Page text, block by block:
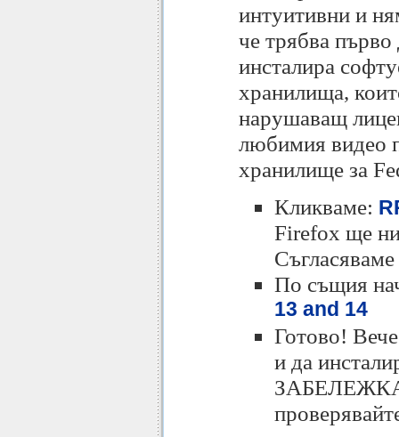
интуитивни и
че трябва
инсталира
хранилища,
нарушаващ
любимия видео
хранилище за
Кликваме:
Firefox ще ни
Съгласяваме
По същия
13 and 14
Готово!
и да
ЗАБЕЛЕЖКА: